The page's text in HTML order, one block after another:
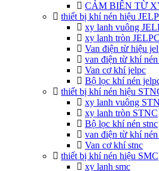
CẢM BIẾN TỪ
thiết bị khí nén hiệu
xy lanh vuông
xy lanh tròn JELPC
Van điện từ hiệu
van điện từ khí
Van cơ khí jelpc
Bộ lọc khí nén
thiết bị khí nén hiệu
xy lanh vuông
xy lanh tròn STNC
Bộ lọc khí nén stnc
van điện từ khí nén
Van cơ khí stnc
thiết bị khí nén hiệu SMC
xy lanh smc